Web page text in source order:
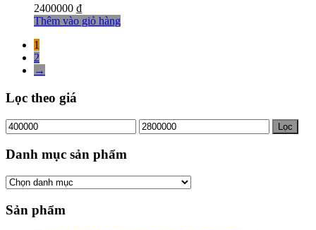
2400000 ₫
Thêm vào giỏ hàng
1
2
→
Lọc theo giá
Giá
tối
thiểu
Giá
tối
Lọc
Danh mục sản phẩm
Sản phẩm